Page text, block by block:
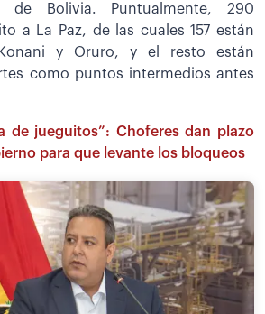
de Bolivia. Puntualmente, 290
a La Paz, de las cuales 157 están
y Oruro, y el resto están
como puntos intermedios antes
de jueguitos”: Choferes dan plazo
para que levante los bloqueos